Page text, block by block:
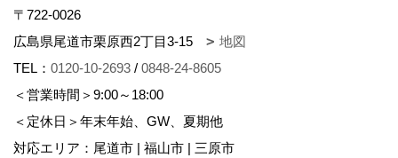
〒722-0026
広島県尾道市栗原西2丁目3-15
地図
TEL： 0120-10-2693 / 0848-24-8605
＜営業時間＞9:00～18:00
＜定休日＞年末年始、GW、夏期他
対応エリア：尾道市 | 福山市 | 三原市